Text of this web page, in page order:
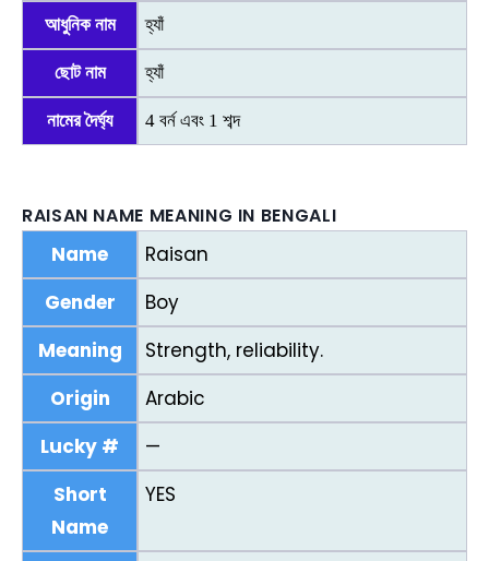
আধুনিক নাম হ্যাঁ
ছোট নাম হ্যাঁ
নামের দৈর্ঘ্য 4 বর্ন এবং 1 শব্দ
RAISAN NAME MEANING IN BENGALI
Name
Raisan
Gender
Boy
Meaning
Strength, reliability.
Origin
Arabic
Lucky #
—
Short
Name
YES